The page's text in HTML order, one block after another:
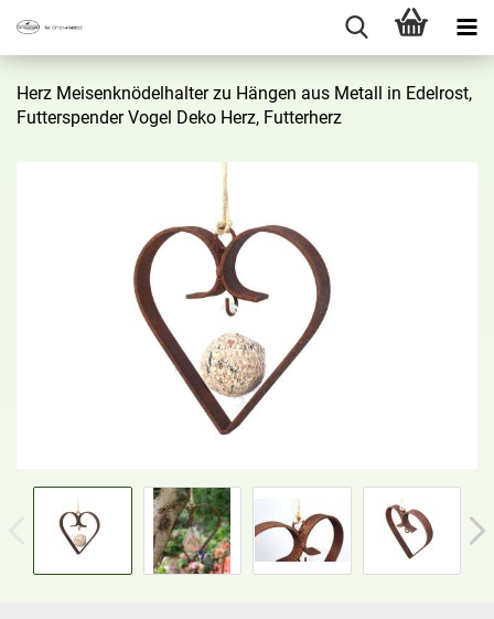
Herz Mei­sen­knö­del­hal­ter zu Hän­gen aus Me­tall in Edel­rost,
Fut­ter­spen­der Vogel Deko Herz, Fut­ter­herz